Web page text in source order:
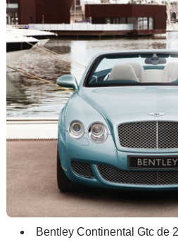
Bentley Continental Gtc de